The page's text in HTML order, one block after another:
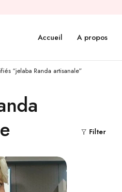
Accueil A propos
“jelaba Randa artisanale”
Filter